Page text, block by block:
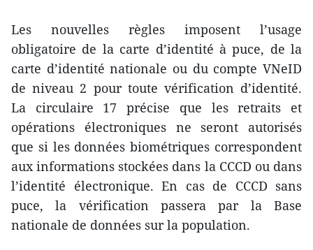
Les nouvelles règles imposent l’usage
obligatoire de la carte d’identité à puce, de la
carte d’identité nationale ou du compte VNeID
de niveau 2 pour toute vérification d’identité.
La circulaire 17 précise que les retraits et
opérations électroniques ne seront autorisés
que si les données biométriques correspondent
aux informations stockées dans la CCCD ou dans
l’identité électronique. En cas de CCCD sans
puce, la vérification passera par la Base
nationale de données sur la population.